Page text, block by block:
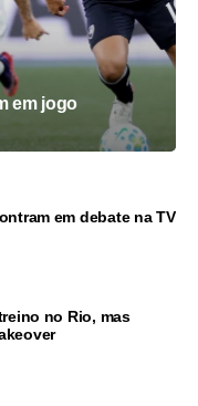
em jogo
em debate na TV
no Rio, mas